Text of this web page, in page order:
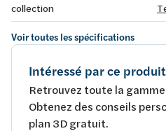
collection
Voir toutes les spécifications
Intéressé par ce
Retrouvez toute la
Obtenez des conseils
plan 3D gratuit.